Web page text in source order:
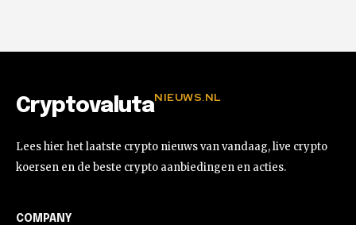
CryptovalutaNIEUWS.NL
Lees hier het laatste crypto nieuws van vandaag, live crypto
koersen en de beste crypto aanbiedingen en acties.
COMPANY